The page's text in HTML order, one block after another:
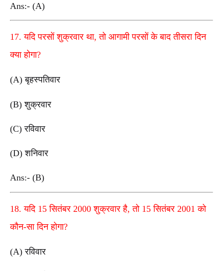
Ans:- (A)
17. यदि परसों शुक्रवार था, तो आगामी परसों के बाद तीसरा दिन
क्या होगा?
(A) बृहस्पतिवार
(B) शुक्रवार
(C) रविवार
(D) शनिवार
Ans:- (B)
18. यदि 15 सितंबर 2000 शुक्रवार है, तो 15 सितंबर 2001 को
कौन-सा दिन होगा?
(A) रविवार